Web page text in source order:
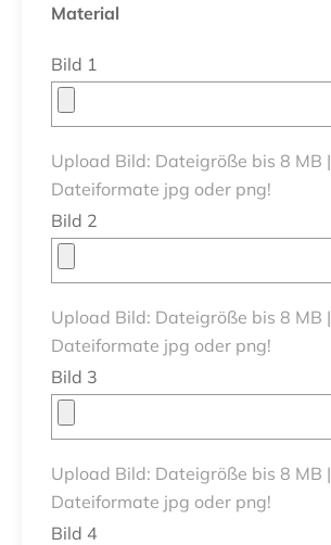
Material
Bild 1
Upload Bild: Dateigröße bis 8 MB |
Dateiformate jpg oder png!
Bild 2
Upload Bild: Dateigröße bis 8 MB |
Dateiformate jpg oder png!
Bild 3
Upload Bild: Dateigröße bis 8 MB |
Dateiformate jpg oder png!
Bild 4